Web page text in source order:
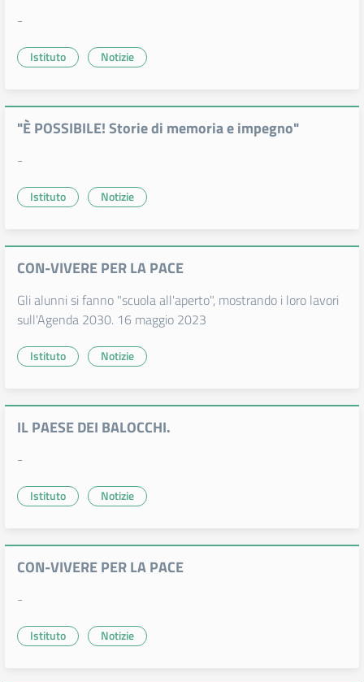
-
Istituto Notizie
"È POSSIBILE! Storie di memoria e impegno"
-
Istituto Notizie
CON-VIVERE PER LA PACE
Gli alunni si fanno "scuola all'aperto", mostrando i loro lavori
sull'Agenda 2030. 16 maggio 2023
Istituto Notizie
IL PAESE DEI BALOCCHI.
-
Istituto Notizie
CON-VIVERE PER LA PACE
-
Istituto Notizie